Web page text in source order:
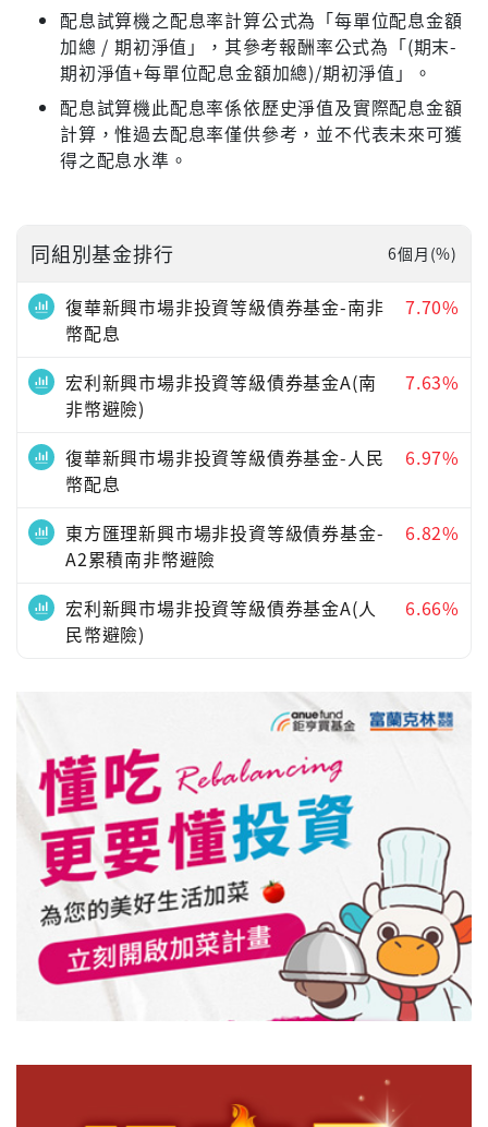
配息試算機之配息率計算公式為「每單位配息金額
加總 / 期初淨值」，其參考報酬率公式為「(期末-
期初淨值+每單位配息金額加總)/期初淨值」。
配息試算機此配息率係依歷史淨值及實際配息金額
計算，惟過去配息率僅供參考，並不代表未來可獲
得之配息水準。
同組別基金排行 6個月(%)
復華新興市場非投資等級債券基金-南非
幣配息
7.70%
宏利新興市場非投資等級債券基金A(南
非幣避險)
7.63%
復華新興市場非投資等級債券基金-人民
幣配息
6.97%
東方匯理新興市場非投資等級債券基金-
A2累積南非幣避險
6.82%
宏利新興市場非投資等級債券基金A(人
民幣避險)
6.66%